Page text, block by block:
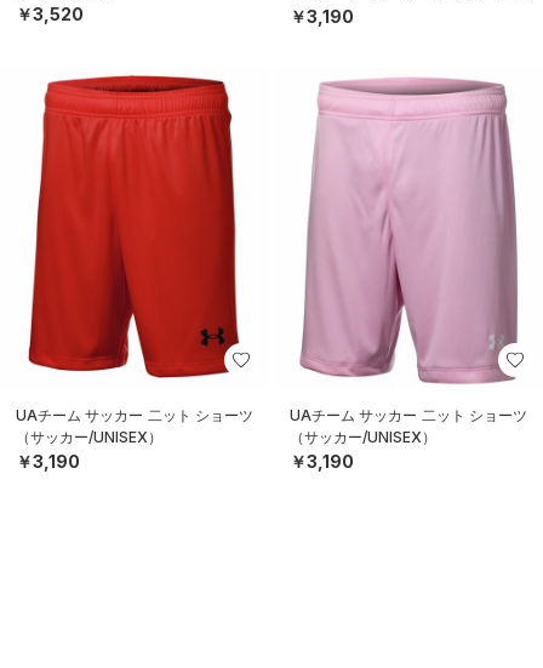
￥3,520
SEX）
￥3,190
UAチーム サッカー 二ット ショーツ
（サッカー/UNISEX）
￥3,190
UAチーム サッカー 二ット ショーツ
（サッカー/UNISEX）
￥3,190